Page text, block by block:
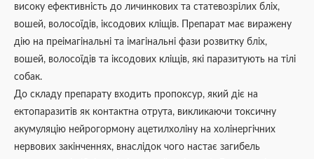
високу ефективність до личинкових та статевозрілих бліх,
вошей, волосоїдів, іксодових кліщів. Препарат має виражену
дію на преімагінальні та імагінальні фази розвитку бліх,
вошей, волосоїдів та іксодових кліщів, які паразитують на тілі
собак.
До складу препарату входить пропоксур, який діє на
ектопаразитів як контактна отрута, викликаючи токсичну
акумуляцію нейрогормону ацетилхоліну на холінергічних
нервових закінченнях, внаслідок чого настає загибель